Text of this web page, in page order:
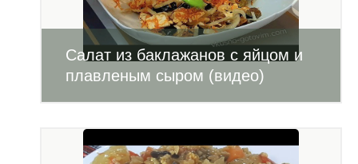
Салат из баклажанов с яйцом и
плавленым сыром (видео)